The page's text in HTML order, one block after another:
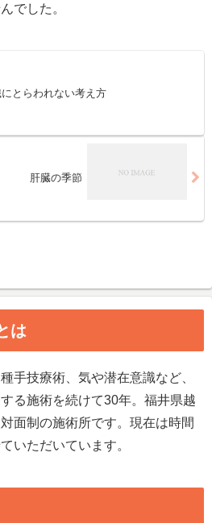
でした。
とらわれない考え方
肝臓の季節
は
手技療術、気や潜在意識など、
る施術を続けて30年。福井県越
面制の施術所です。現在は時間
いただいています。